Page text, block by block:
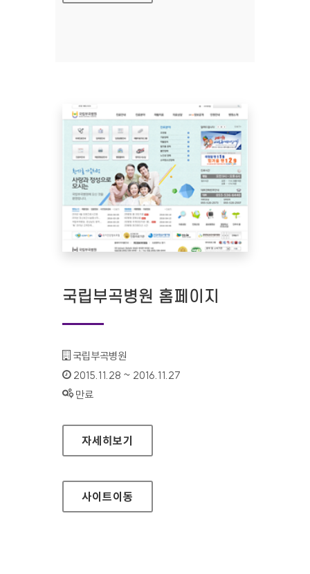
국립부곡병원 홈페이지
기관명 :
국립부곡병원
인증기간 :
2015.11.28 ~ 2016.11.27
상태 :
만료
국립부곡병원 홈페이지
자세히보기
사이트이동